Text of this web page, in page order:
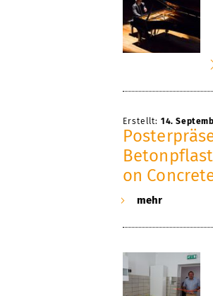
Erstellt: 14.
on
mehr